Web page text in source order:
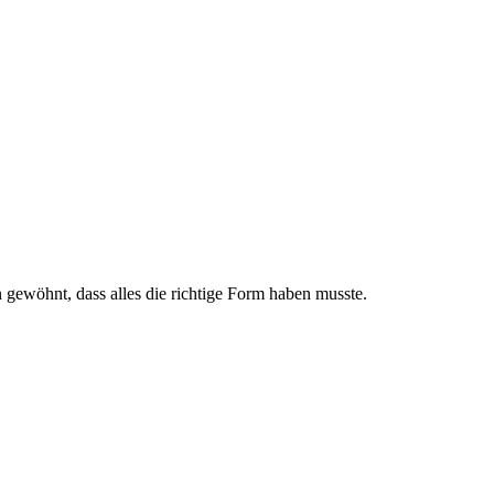
dass alles die richtige Form haben musste.